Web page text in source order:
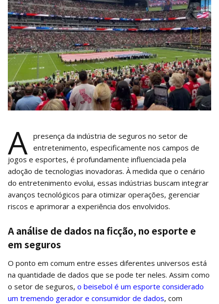
A presença da indústria de seguros no setor de
entretenimento, especificamente nos campos de
jogos e esportes, é profundamente influenciada pela
adoção de tecnologias inovadoras. À medida que o cenário
do entretenimento evolui, essas indústrias buscam integrar
avanços tecnológicos para otimizar operações, gerenciar
riscos e aprimorar a experiência dos envolvidos.
A análise de dados na ficção, no esporte e
em seguros
O ponto em comum entre esses diferentes universos está
na quantidade de dados que se pode ter neles. Assim como
o setor de seguros, o beisebol é um esporte considerado
um tremendo gerador e consumidor de dados, com